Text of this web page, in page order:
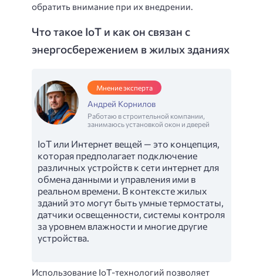
обратить внимание при их внедрении.
Что такое IoT и как он связан с
энергосбережением в жилых зданиях
Мнение эксперта
Андрей Корнилов
Работаю в строительной компании,
занимаюсь установкой окон и дверей
IoT или Интернет вещей — это концепция,
которая предполагает подключение
различных устройств к сети интернет для
обмена данными и управления ими в
реальном времени. В контексте жилых
зданий это могут быть умные термостаты,
датчики освещенности, системы контроля
за уровнем влажности и многие другие
устройства.
Использование IoT-технологий позволяет